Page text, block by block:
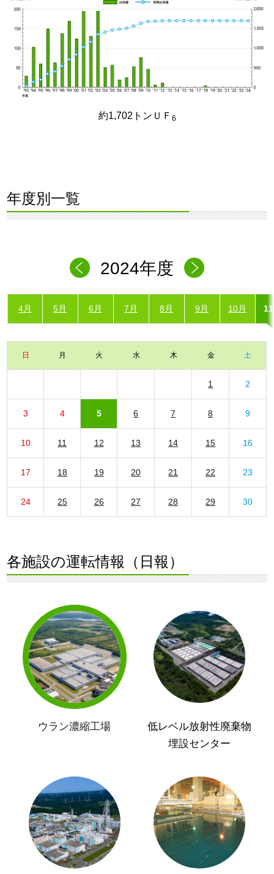
約1,702トンＵＦ 6
年度別一覧
2024年度
4月 5月 6月 7月 8月 9月 10月
日 月 火 水 木 金 土
1 2
3 4 5 6 7 8 9
10 11 12 13 14 15 16
17 18 19 20 21 22 23
24 25 26 27 28 29 30
各施設の運転情報（日報）
ウラン濃縮工場
低レベル放射性廃棄物
埋設センター